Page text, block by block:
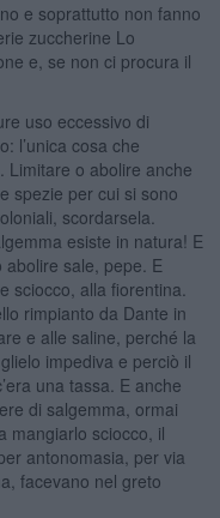
e soprattutto non fanno
zuccherine Lo
e, se non ci procura il
uso eccessivo di
l’unica cosa che
Limitare o abolire anche
spezie per cui si sono
scordarsela.
esiste in natura! E
sale, pepe. E
sciocco, alla fiorentina.
rimpianto da Dante in
e alle saline, perché la
impediva e perciò il
una tassa. E anche
di salgemma, ormai
mangiarlo sciocco, il
antonomasia, per via
facevano nel greto